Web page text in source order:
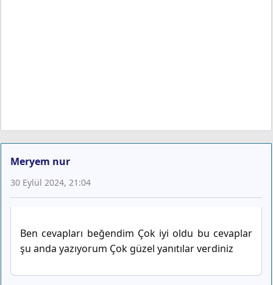
Meryem nur
30 Eylül 2024, 21:04
Ben cevapları beğendim Çok iyi oldu bu cevaplar
şu anda yazıyorum Çok güzel yanıtılar verdiniz